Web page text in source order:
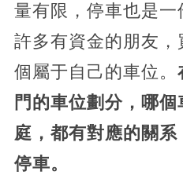
量有限，停車也是
許多有資金的朋友
個屬于自己的車位。
門的車位劃分，哪
庭，都有對應的關
停車。